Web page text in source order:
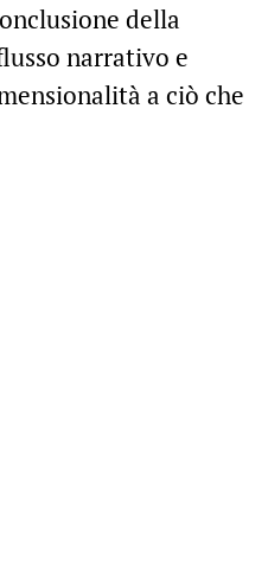
della
narrativo e
a ciò che